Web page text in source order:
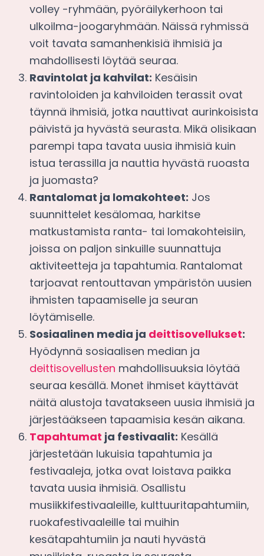
volley -ryhmään, pyöräilykerhoon tai
ulkoilma-joogaryhmään. Näissä ryhmissä
voit tavata samanhenkisiä ihmisiä ja
mahdollisesti löytää seuraa.
Ravintolat ja kahvilat: Kesäisin
ravintoloiden ja kahviloiden terassit ovat
täynnä ihmisiä, jotka nauttivat aurinkoisista
päivistä ja hyvästä seurasta. Mikä olisikaan
parempi tapa tavata uusia ihmisiä kuin
istua terassilla ja nauttia hyvästä ruoasta
ja juomasta?
Rantalomat ja lomakohteet: Jos
suunnittelet kesälomaa, harkitse
matkustamista ranta- tai lomakohteisiin,
joissa on paljon sinkuille suunnattuja
aktiviteetteja ja tapahtumia. Rantalomat
tarjoavat rentouttavan ympäristön uusien
ihmisten tapaamiselle ja seuran
löytämiselle.
Sosiaalinen media ja deittisovellukset:
Hyödynnä sosiaalisen median ja
deittisovellusten mahdollisuuksia löytää
seuraa kesällä. Monet ihmiset käyttävät
näitä alustoja tavatakseen uusia ihmisiä ja
järjestääkseen tapaamisia kesän aikana.
Tapahtumat ja festivaalit: Kesällä
järjestetään lukuisia tapahtumia ja
festivaaleja, jotka ovat loistava paikka
tavata uusia ihmisiä. Osallistu
musiikkifestivaaleille, kulttuuritapahtumiin,
ruokafestivaaleille tai muihin
kesätapahtumiin ja nauti hyvästä